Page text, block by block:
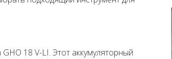
18 V-LI. Этот аккумуляторный